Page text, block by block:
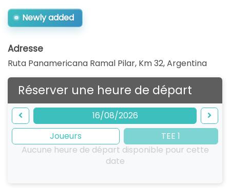
Newly added
Adresse
Ruta Panamericana Ramal Pilar, Km 32,Argentina
Réserver une heure de départ
16/08/2026
Joueurs
TEE 1
Aucune heure de départ disponible pour cette
date